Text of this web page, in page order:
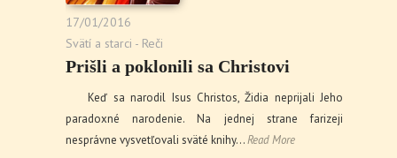
17/01/2016
Svätí a starci - Reči
Prišli a poklonili sa Christovi
Keď sa narodil Isus Christos, Židia neprijali Jeho
paradoxné narodenie. Na jednej strane farizeji
nesprávne vysvetľovali sväté knihy…Read More